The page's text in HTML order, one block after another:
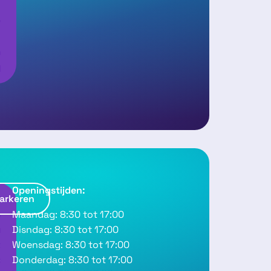
Openingstijden:
Maandag: 8:30 tot 17:00
Disndag: 8:30 tot 17:00
Woensdag: 8:30 tot 17:00
Donderdag: 8:30 tot 17:00